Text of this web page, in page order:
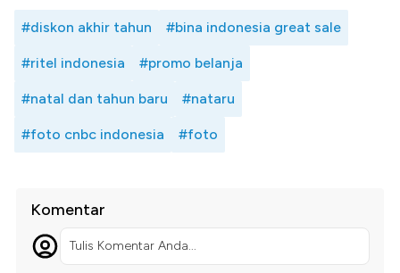
#diskon akhir tahun #bina indonesia great sale
#ritel indonesia #promo belanja
#natal dan tahun baru #nataru
#foto cnbc indonesia #foto
Komentar
Tulis Komentar Anda...